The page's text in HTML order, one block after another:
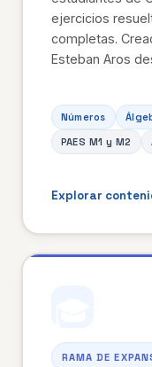
ejercicios
completas.
Esteban Aros
Números
PAES M1 y M2
Explorar
RAMA DE